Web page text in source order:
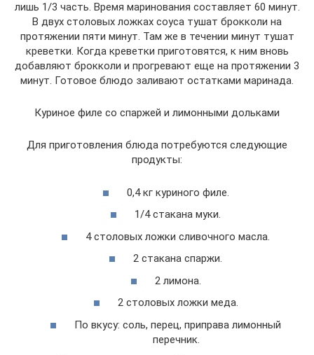
лишь 1/3 часть. Время маринования составляет 60 минут.
В двух столовых ложках соуса тушат брокколи на
протяжении пяти минут. Там же в течении минут тушат
креветки. Когда креветки приготовятся, к ним вновь
добавляют брокколи и прогревают еще на протяжении 3
минут. Готовое блюдо заливают остатками маринада.
Куриное филе со спаржей и лимонными дольками
Для приготовления блюда потребуются следующие
продукты:
0,4 кг куриного филе.
1/4 стакана муки.
4 столовых ложки сливочного масла.
2 стакана спаржи.
2 лимона.
2 столовых ложки меда.
По вкусу: соль, перец, приправа лимонный
перечник.